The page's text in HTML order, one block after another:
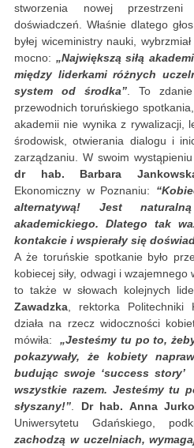
stworzenia nowej
doświadczeń. Właśnie dlatego głos
byłej wiceministry nauki,
mocno: „Największą siłą
między liderkami różnych
system od środka”. To
przewodnich toruńskiego
akademii nie wynika z rywalizacji,
środowisk, otwierania dialogu i
zarządzaniu. W swoim
dr hab. Barbara
Ekonomiczny w Poznaniu:
alternatywą! Jest
akademickiego. Dlatego tak
kontakcie i wspierały się
A że toruńskie spotkanie było
kobiecej siły, odwagi i wzajemnego
to także w słowach kolejnych
Zawadzka , rektorka
działa na rzecz widoczności
mówiła: „Jesteśmy tu po to,
pokazywały, że kobiety
budując swoje ‘success
wszystkie razem. Jesteśmy tu
słyszany!”
Dr hab. Anna
Uniwersytetu Gdańskiego,
zachodzą w uczelniach,